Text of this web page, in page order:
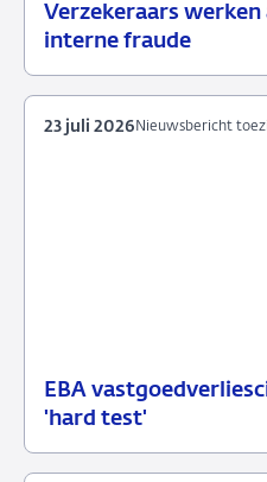
Verzekeraars werken
interne fraude
24
Nieuwsbericht
EBA
'hard test'
23
Nieuwsbericht
Nieuwsbericht
23 juli 2026